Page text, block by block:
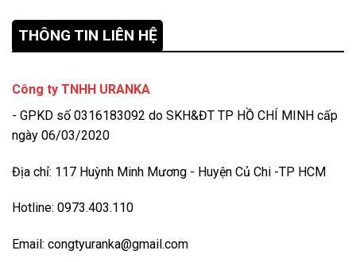
THÔNG TIN LIÊN HỆ
Công ty TNHH URANKA
- GPKD số 0316183092 do SKH&ĐT TP HỒ CHÍ MINH cấp
ngày 06/03/2020
Địa chỉ: 117 Huỳnh Minh Mương - Huyện Củ Chi -TP HCM
Hotline: 0973.403.110
Email: congtyuranka@gmail.com